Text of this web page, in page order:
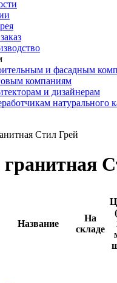
и фасадным
компаниям
и дизайнерам
натурального
Стил Грей
Название
На
складе